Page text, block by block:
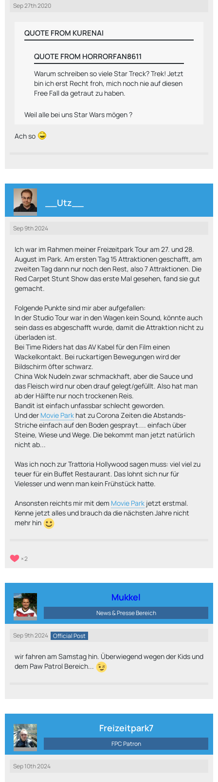
Sep 27th 2020
QUOTE FROM KURENAI
QUOTE FROM HORRORFAN8611
Warum schreiben so viele Star Treck? Trek! Jetzt
bin ich erst Recht froh, mich noch nie auf diesen
Free Fall da getraut zu haben.
Weil alle bei uns Star Wars mögen ?
Ach so
__Utz__
Sep 9th 2024
Ich war im Rahmen meiner Freizeitpark Tour am 27. und 28.
August im Park. Am ersten Tag 15 Attraktionen geschafft, am
zweiten Tag dann nur noch den Rest, also 7 Attraktionen. Die
Red Carpet Stunt Show das erste Mal gesehen, fand sie gut
gemacht.
Folgende Punkte sind mir aber aufgefallen:
In der Studio Tour war in den Wagen kein Sound, könnte auch
sein dass es abgeschafft wurde, damit die Attraktion nicht zu
überladen ist.
Bei Time Riders hat das AV Kabel für den Film einen
Wackelkontakt. Bei ruckartigen Bewegungen wird der
Bildschirm öfter schwarz.
China Wok Nudeln zwar schmackhaft, aber die Sauce und
das Fleisch wird nur oben drauf gelegt/gefüllt. Also hat man
ab der Hälfte nur noch trockenen Reis.
Bandit ist einfach unfassbar schlecht geworden.
Und der Movie Park hat zu Corona Zeiten die Abstands-
Striche einfach auf den Boden gesprayt.... einfach über
Steine, Wiese und Wege. Die bekommt man jetzt natürlich
nicht ab...
Was ich noch zur Trattoria Hollywood sagen muss: viel viel zu
teuer für ein Buffet Restaurant. Das lohnt sich nur für
Vielesser und wenn man kein Frühstück hatte.
Ansonsten reichts mir mit dem Movie Park jetzt erstmal.
Kenne jetzt alles und brauch da die nächsten Jahre nicht
mehr hin
2
Mukkel
News & Presse Bereich
Sep 9th 2024 Official Post
wir fahren am Samstag hin. Überwiegend wegen der Kids und
dem Paw Patrol Bereich...
Freizeitpark7
FPC Patron
Sep 10th 2024